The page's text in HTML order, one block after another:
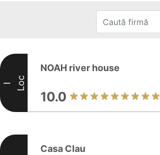
I Loc
NOAH river house
10.0
Casa Clau